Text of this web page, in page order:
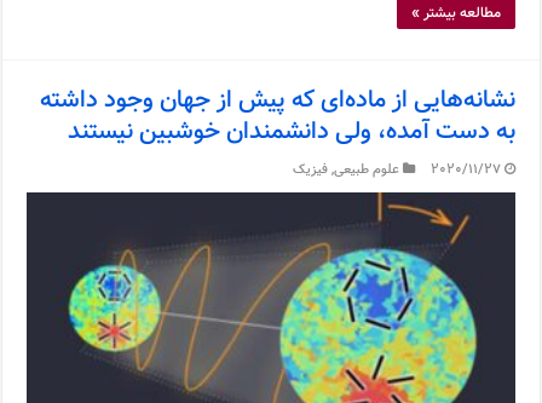
مطالعه بیشتر »
نشانه‌هایی از ماده‌ای که پیش از جهان وجود داشته
به دست آمده، ولی دانشمندان خوشبین نیستند
2020/11/27 علوم طبیعی,فیزیک